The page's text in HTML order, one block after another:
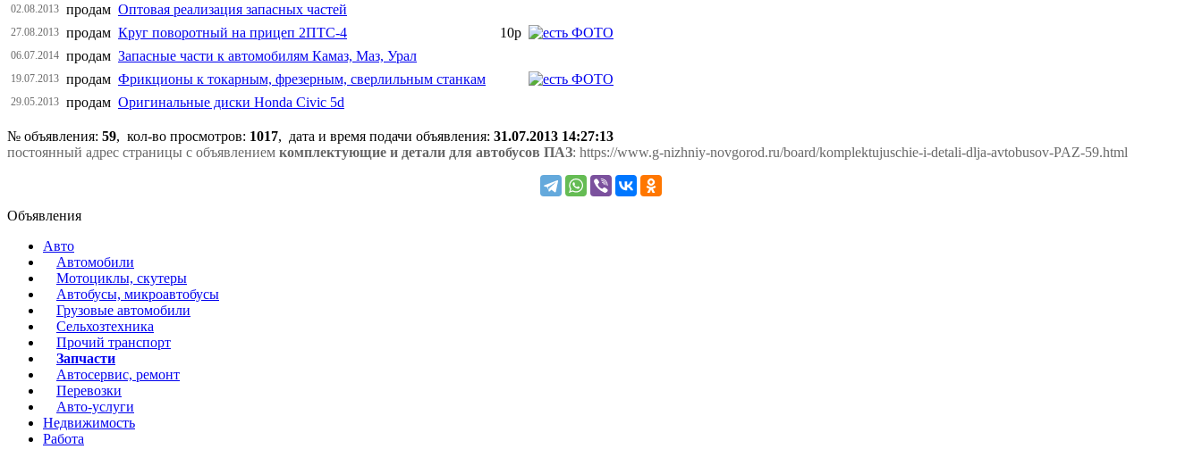
02.08.2013 продам Оптовая реализация запасных частей
27.08.2013 продам Круг поворотный на прицеп 2ПТС-4 10р
06.07.2014 продам Запасные части к автомобилям Камаз, Маз, Урал
19.07.2013 продам Фрикционы к токарным, фрезерным, сверлильным станкам
29.05.2013 продам Оригинальные диски Honda Civic 5d
№ объявления: 59, кол-во просмотров: 1017, дата и время подачи объявления: 31.07.2013 14:27:13
постоянный адрес страницы с объявлением комплектующие и детали для автобусов ПАЗ: https://www.g-nizhniy-novgorod.ru/board/komplektujuschie-i-detali-dlja-avtobusov-PAZ-59.html
Объявления
Авто
Автомобили
Мотоциклы, скутеры
Автобусы, микроавтобусы
Грузовые автомобили
Сельхозтехника
Прочий транспорт
Запчасти
Автосервис, ремонт
Перевозки
Авто-услуги
Недвижимость
Работа